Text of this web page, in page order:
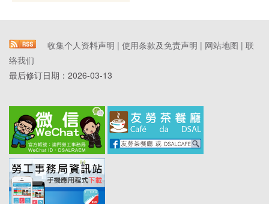
收集个人资料声明 | 使用条款及免责声明 | 网站地图 | 联
络我们
最后修订日期： 2026-03-13